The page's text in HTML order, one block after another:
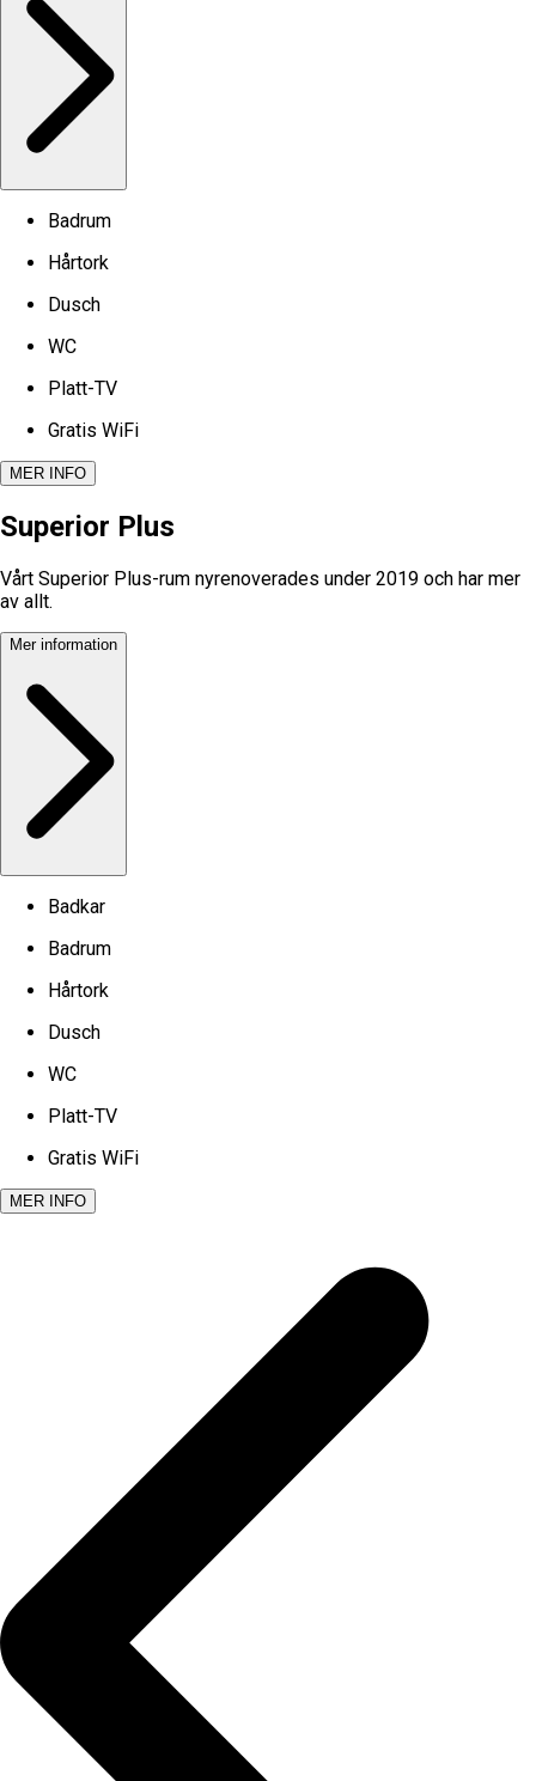
Badrum
Hårtork
Dusch
WC
Platt-TV
Gratis WiFi
MER INFO
Superior Plus
Vårt Superior Plus-rum nyrenoverades under 2019 och har mer
av allt.
Mer information
Badkar
Badrum
Hårtork
Dusch
WC
Platt-TV
Gratis WiFi
MER INFO